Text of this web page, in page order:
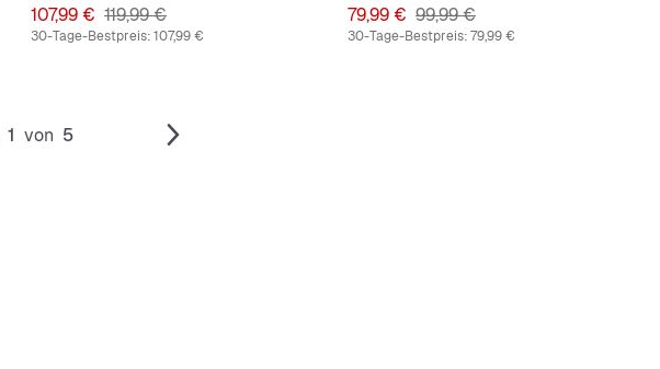
Preis
107,99 € Originalpreis
119,99 €
30-Tage-Bestpreis:107,99 €
Preis
79,99 € Originalpreis
99,99 €
30-Tage-Bestpreis:79,99 €
1 von 5